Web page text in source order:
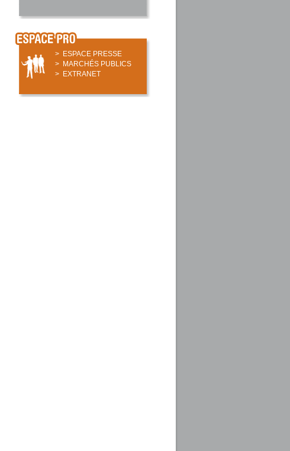
.
> ESPACE PRESSE
> MARCHÉS PUBLICS
> EXTRANET